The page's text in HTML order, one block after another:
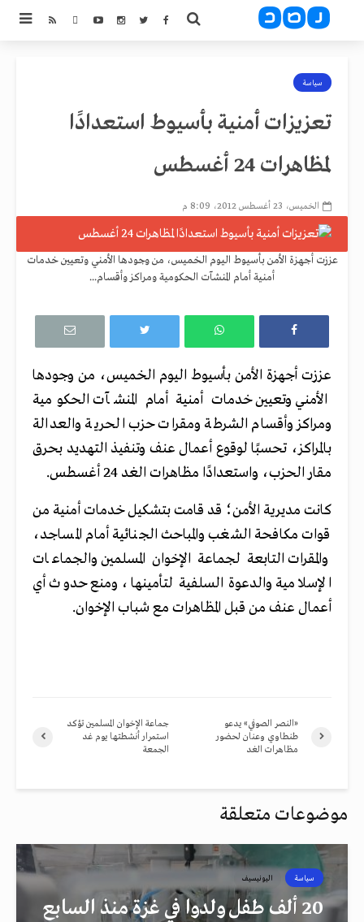
سياسة
تعزيزات أمنية بأسيوط استعدادًا
لمظاهرات 24 أغسطس
الخميس، 23 أغسطس 2012، 8:09 م
عززت أجهزة الأمن بأسيوط اليوم الخميس، من وجودها الأمني وتعيين خدمات
أمنية أمام المنشآت الحكومية ومراكز وأقسام...
عززت أجهزة الأمن بأسيوط اليوم الخميس، من وجودها
الأمني وتعيين خدمات أمنية أمام المنشآت الحكومية
ومراكز وأقسام الشرطة ومقرات حزب الحرية والعدالة
بالمراكز، تحسبًا لوقوع أعمال عنف وتنفيذ التهديد بحرق
مقار الحزب، واستعدادًا مظاهرات الغد 24 أغسطس.
كانت مديرية الأمن؛ قد قامت بتشكيل خدمات أمنية من
قوات مكافحة الشغب والمباحث الجنائية أمام المساجد،
والمقرات التابعة لجماعة الإخوان المسلمين والجماعات
الإسلامية والدعوة السلفية لتأمينها، ومنع حدوث أي
أعمال عنف من قبل المظاهرات مع شباب الإخوان.
جماعة الإخوان المسلمين تؤكد
استمرار أنشطتها يوم غد
الجمعة
«النصر الصوفي» يدعو
طنطاوي وعنان لحضور
مظاهرات الغد
موضوعات متعلقة
سياسة اليونيسيف
20 ألف طفل ولدوا في غزة منذ السابع